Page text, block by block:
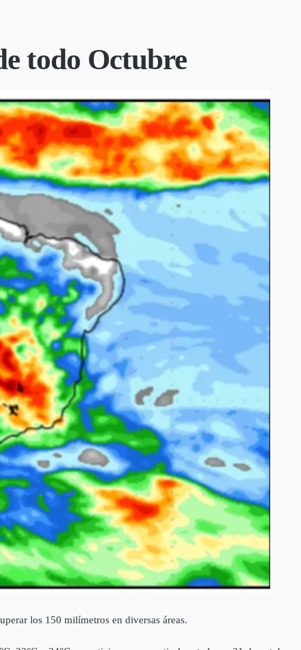
todo Octubre
los 150 milímetros en diversas áreas.